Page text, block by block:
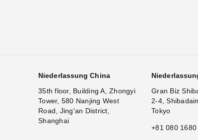
Niederlassung China
35th floor, Building A, Zhongyi
Tower, 580 Nanjing West
Road, Jing'an District,
Shanghai
Gran Biz
2-4,
Tokyo
+81 080 1680